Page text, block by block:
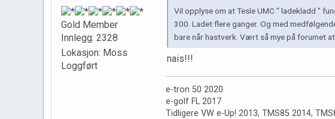
Gold Member
Innlegg: 2328
Lokasjon: Moss
Loggført
Vil opplyse om at Tesle UMC " ladekladd "
300. Ladet flere ganger. Og med
bare når hastverk. Vært så mye på forumet
nais!!!
e-tron 50 2020
e-golf FL 2017
Tidligere VW e-Up! 2013, TMS85 2014,